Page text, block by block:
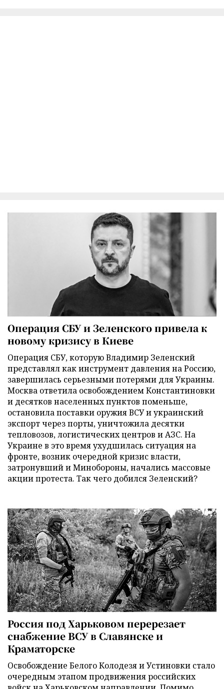
Операция СБУ и Зеленского привела к
новому кризису в Киеве
Операция СБУ, которую Владимир Зеленский
представлял как инструмент давления на Россию,
завершилась серьезными потерями для Украины.
Москва ответила освобождением Константиновки
и десятков населенных пунктов поменьше,
остановила поставки оружия ВСУ и украинский
экспорт через порты, уничтожила десятки
тепловозов, логистических центров и АЗС. На
Украине в это время ухудшилась ситуация на
фронте, возник очередной кризис власти,
затронувший и Минобороны, начались массовые
акции протеста. Так чего добился Зеленский?
Россия под Харьковом перерезает
снабжение ВСУ в Славянске и
Краматорске
Освобождение Белого Колодезя и Устиновки стало
очередным этапом продвижения российских